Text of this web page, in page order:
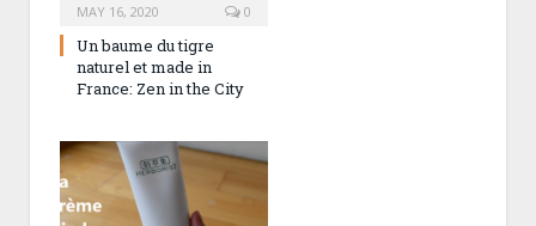
MAY 16, 2020 0
Un baume du tigre
naturel et made in
France: Zen in the City